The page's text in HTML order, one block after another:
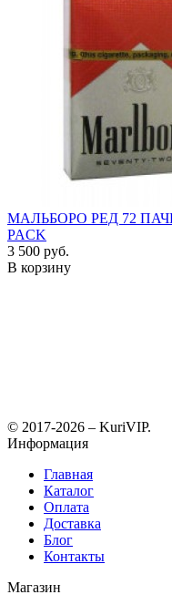
МАЛЬБОРО РЕД 72
PACK
3 500 руб.
В корзину
© 2017-2026 – KuriVIP.
Информация
Главная
Каталог
Оплата
Доставка
Блог
Контакты
Магазин